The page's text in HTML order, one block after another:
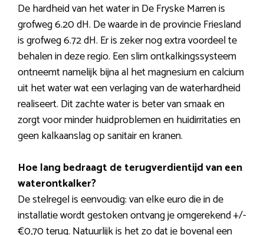
De hardheid van het water in De Fryske Marren is
grofweg 6.20 dH. De waarde in de provincie Friesland
is grofweg 6.72 dH. Er is zeker nog extra voordeel te
behalen in deze regio. Een slim ontkalkingssysteem
ontneemt namelijk bijna al het magnesium en calcium
uit het water wat een verlaging van de waterhardheid
realiseert. Dit zachte water is beter van smaak en
zorgt voor minder huidproblemen en huidirritaties en
geen kalkaanslag op sanitair en kranen.
Hoe lang bedraagt de terugverdientijd van een
waterontkalker?
De stelregel is eenvoudig: van elke euro die in de
installatie wordt gestoken ontvang je omgerekend +/-